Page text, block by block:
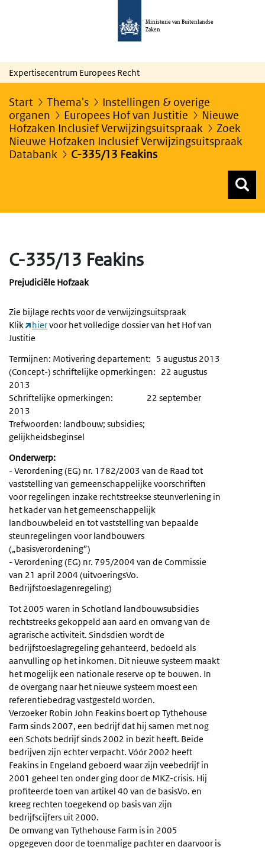
Ministerie van Buitenlandse
Zaken
Expertisecentrum Europees Recht
Start Thema's
Instellingen & overige
organen
Europees Hof van Justitie
Nieuwe
Hofzaken Inclusief Verwijzingsuitspraak
Zoek
Nieuwe Hofzaken Inclusief Verwijzingsuitspraak
Databank
C-335/13 Feakins
C-335/13 Feakins
Prejudiciële Hofzaak
Zie bijlage rechts voor de verwijzingsuitspraak
Klik
hiervoor het volledige dossier van het Hof van
Justitie
Termijnen: Motivering departement: 5 augustus 2013
(Concept-) schriftelijke opmerkingen: 22 augustus
2013
Schriftelijke opmerkingen: 22 september
2013
Trefwoorden: landbouw; subsidies;
gelijkheidsbeginsel
Onderwerp:
- Verordening (EG) nr. 1782/2003 van de Raad tot
vaststelling van gemeenschappelijke voorschriften
voor regelingen inzake rechtstreekse steunverlening in
het kader van het gemeenschappelijk
landbouwbeleid en tot vaststelling van bepaalde
steunregelingen voor landbouwers
(„basisverordening”)
- Verordening (EG) nr. 795/2004 van de Commissie
van 21 april 2004 (uitvoeringsVo.
Bedrijfstoeslagenregeling)
Tot 2005 waren in Schotland landbouwsubsidies
rechtstreeks gekoppeld aan aard en omvang van de
agrarische activiteit. Sindsdien wordt de
bedrijfstoeslagregeling gehanteerd, bedoeld als
aanvulling op het inkomen. Dit nieuwe systeem maakt
het mogelijk een nationale reserve op te bouwen. In
de overgang naar het nieuwe systeem moest een
referentiebedrag vastgesteld worden.
Verzoeker Robin John Feakins boert op Tythehouse
Farm sinds 2007, een bedrijf dat hij samen met nog
een Schots bedrijf sinds 2002 in bezit heeft. Beide
bedrijven zijn echter verpacht. Vóór 2002 heeft
Feakins in Engeland geboerd waar zijn veebedrijf in
2001 geheel ten onder ging door de MKZ-crisis. Hij
profiteerde toen van artikel 40 van de basisVo. en
kreeg rechten toegekend op basis van zijn
bedrijfscijfers uit 2000.
De omvang van Tythehouse Farm is in 2005
opgegeven door de toenmalige pachter en daarvoor is